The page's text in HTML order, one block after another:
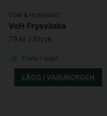
VOM & HUNDMAT
VoH Frysväska
79 kr / Styck
Finns i lager
LÄGG I VARUKORGEN